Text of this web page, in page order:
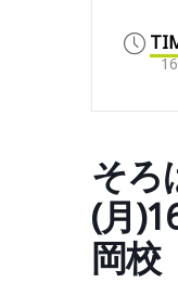
そろ
(月
岡校